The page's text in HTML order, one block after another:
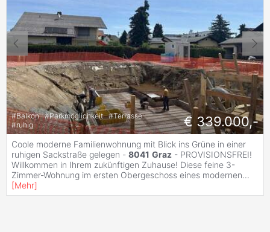
#Balkon #Parkmöglichkeit #Terrasse
#ruhig € 339.000,-
Coole moderne Familienwohnung mit Blick ins Grüne in einer
ruhigen Sackstraße gelegen - 8041 Graz - PROVISIONSFREI!
Willkommen in Ihrem zukünftigen Zuhause! Diese feine 3-
Zimmer-Wohnung im ersten Obergeschoss eines modernen...
[Mehr]